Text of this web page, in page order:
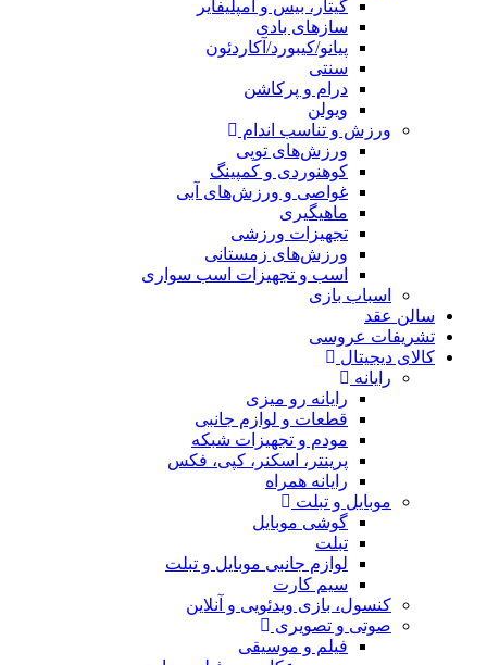
گیتار، بیس و امپلیفایر
سازهای بادی
پیانو/کیبورد/آکاردئون
سنتی
درام و پرکاشن
ویولن
ورزش و تناسب اندام
ورزش‌های توپی
کوهنوردی و کمپینگ
غواصی و ورزش‌های آبی
ماهیگیری
تجهیزات ورزشی
ورزش‌های زمستانی
اسب و تجهیزات اسب سواری
اسباب‌ بازی
سالن عقد
تشریفات عروسی
کالای دیجیتال
رایانه
رایانه رو میزی
قطعات و لوازم جانبی
مودم و تجهیزات شبکه
پرینتر، اسکنر، کپی، فکس
رایانه همراه
موبایل و تبلت
گوشی موبایل
تبلت
لوازم جانبی موبایل و تبلت
سیم کارت
کنسول، بازی‌ ویدئویی و آنلاین
صوتی و تصویری
فیلم و موسیقی